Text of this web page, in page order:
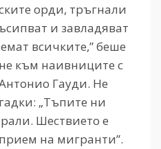
орди, тръгнали
и завладяват
всичките,” беше
към наивниците с
Гауди. Не
„Тъпите ни
Шествието е
на мигранти”.